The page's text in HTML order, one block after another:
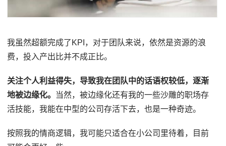
我虽然超额完成了KPI，对于团队来说，依然是资源的浪
费，投入产出比并不成正比。
关注个人利益得失，导致我在团队中的话语权较低，逐渐
地被边缘化。 当然，被边缘化还有我的一些沙雕的职场存
活技能，我能在中型的公司存活下去，也是一种奇迹。
按照我的情商逻辑，我可能只适合在小公司里待着，目前